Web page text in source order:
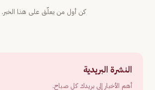
كن أول من يعلّق على هذا الخبر.
النشرة البريدية
أهم الأخبار إلى بريدك كل صباح.